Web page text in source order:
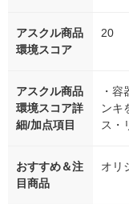
アスクル商品
環境スコア
20
アスクル商品
環境スコア詳
細/加点項目
・
ンキ
ス・
おすすめ＆注
目商品
オリ